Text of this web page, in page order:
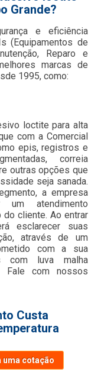
Grande?
e eficiência
(Equipamentos de
Reparo e
marcas de
1995, como:
loctite para alta
com a Comercial
epis, registros e
correia
outras opções que
seja sanada.
a empresa
um atendimento
cliente. Ao entrar
esclarecer suas
através de um
com a sua
com luva malha
Fale com nossos
Custa
uma cotação